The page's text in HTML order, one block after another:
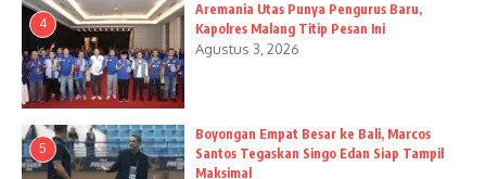
4
Aremania Utas Punya Pengurus Baru,
Kapolres Malang Titip Pesan Ini
Agustus 3, 2026
5
Boyongan Empat Besar ke Bali, Marcos
Santos Tegaskan Singo Edan Siap Tampil
Maksimal